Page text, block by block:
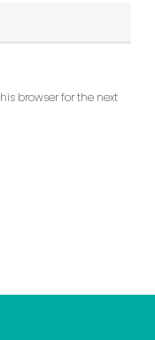
browser for the next